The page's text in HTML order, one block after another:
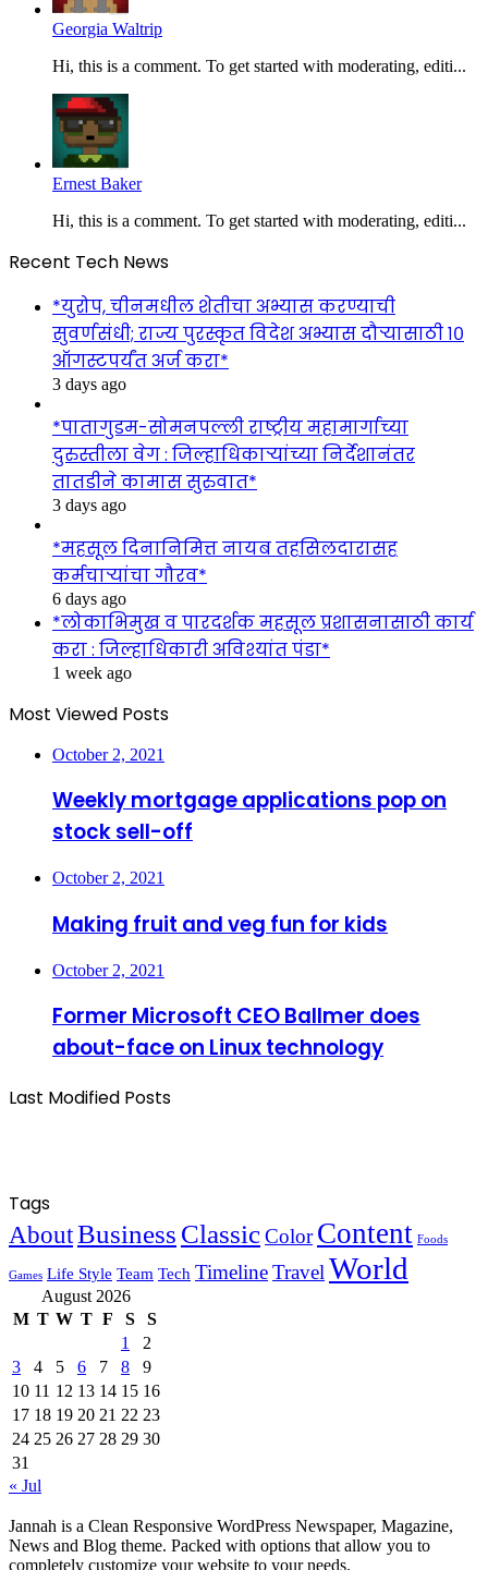
Georgia Waltrip
Hi, this is a comment. To get started with moderating, editi...
Ernest Baker
Hi, this is a comment. To get started with moderating, editi...
Recent Tech News
*युरोप, चीनमधील शेतीचा अभ्यास करण्याची
सुवर्णसंधी; राज्य पुरस्कृत विदेश अभ्यास दौऱ्यासाठी १०
ऑगस्टपर्यंत अर्ज करा*
3 days ago
*पातागुडम-सोमनपल्ली राष्ट्रीय महामार्गाच्या
दुरुस्तीला वेग : जिल्हाधिकाऱ्यांच्या निर्देशानंतर
तातडीने कामास सुरुवात*
3 days ago
*महसूल दिनानिमित्त नायब तहसिलदारासह
कर्मचाऱ्यांचा गौरव*
6 days ago
*लोकाभिमुख व पारदर्शक महसूल प्रशासनासाठी कार्य
करा : जिल्हाधिकारी अविश्यांत पंडा*
1 week ago
Most Viewed Posts
October 2, 2021
Weekly mortgage applications pop on
stock sell-off
October 2, 2021
Making fruit and veg fun for kids
October 2, 2021
Former Microsoft CEO Ballmer does
about-face on Linux technology
Last Modified Posts
Tags
AboutBusiness ClassicColor Content Foods
Games Life Style Team Tech TimelineTravel World
August 2026
M T W T F S
S
1
2
3
4 5 6 7 8
9
10 11 12 13 14 15 16
17 18 19 20 21 22 23
24 25 26 27 28 29 30
31
« Jul
Jannah is a Clean Responsive WordPress Newspaper, Magazine,
News and Blog theme. Packed with options that allow you to
completely customize your website to your needs.